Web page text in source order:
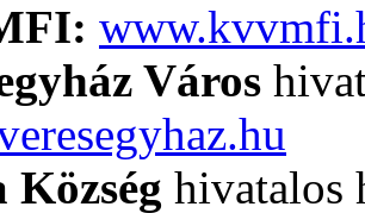
Város
Község hivatalos